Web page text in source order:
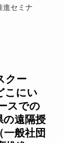
進セミナ
クー
こにい
スでの
の遠隔授
般社団